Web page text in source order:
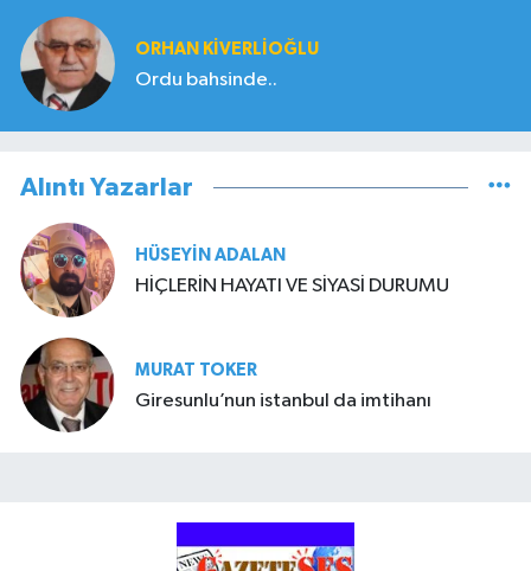
ORHAN KIVERLIOĞLU
Ordu bahsinde..
Alıntı Yazarlar
HÜSEYIN ADALAN
HİÇLERİN HAYATI VE SİYASİ DURUMU
MURAT TOKER
Giresunlu’nun istanbul da imtihanı